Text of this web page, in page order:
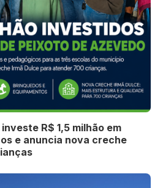
R$ 1,5 milhão em
e anuncia nova creche